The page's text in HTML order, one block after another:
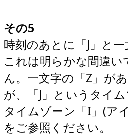
その5
時刻のあとに「J」と
これは明らかな間違い
ん。一文字の「Z」が
が、「J」というタイ
タイムゾーン「I」(ア
をご参照ください。